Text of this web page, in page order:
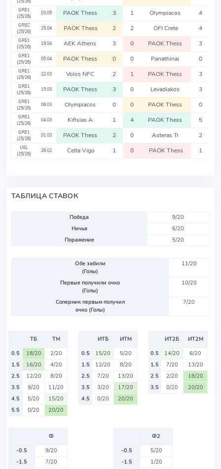
GRE1
(25/26)
03.05 PAOK Thess 3 1 Olympiacos 4
GREC
(25/26)
25.04 PAOK Thess 2 2 OFI Crete 4
GRE1
(25/26)
19.04 AEK Athens 3 0 PAOK Thess 3
GRE1
(25/26)
05.04 PAOK Thess 0 0 Panathinai 0
GRE1
(25/26)
22.03 Volos NFC 2 1 PAOK Thess 3
GRE1
(25/26)
15.03 PAOK Thess 3 0 Levadiakos 3
GRE1
(25/26)
08.03 Olympiacos 0 0 PAOK Thess 0
GRE1
(25/26)
04.03 Kifisias A 1 4 PAOK Thess 5
GRE1
(25/26)
01.03 PAOK Thess 2 0 Asteras Tr 2
UEL
(25/26)
26.02 Celta Vigo 1 0 PAOK Thess 1
ТАБЛИЦА СТАВОК
Победа
9/20
Ничья
6/20
Поражение
5/20
Обе забили
(Голы)
11/20
Первые получили очко
(Голы)
10/20
Соперник первым получил
очко (Голы)
7/20
ТБ
ТМ
0.5
18/20
2/20
1.5
16/20
4/20
2.5
12/20
8/20
3.5
9/20
11/20
4.5
5/20
15/20
5.5
0/20 20/20
ИТБ
ИТМ
0.5
15/20
5/20
1.5
12/20
8/20
2.5
7/20
13/20
3.5
3/20
17/20
4.5
0/20 20/20
ИТ2Б
ИТ2М
0.5
14/20
6/20
1.5
7/20
13/20
2.5
2/20
18/20
3.5
0/20 20/20
Ф
-0.5
9/20
-1.5
7/20
Ф2
-0.5
5/20
-1.5
1/20